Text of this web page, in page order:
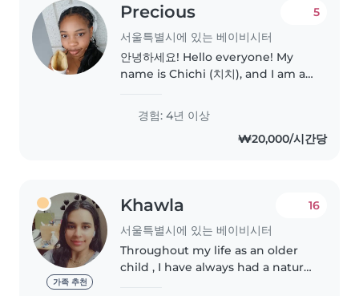
Precious
서울특별시에 있는 베이비시터
5
안녕하세요! Hello everyone! My
name is Chichi (치치), and I am a
and incredibly energetic adult
who is secretly just a big kid at
heart. My absolute superpower..
경험: 4년 이상
₩20,000/시간당
가족 추천
Khawla
서울특별시에 있는 베이비시터
16
Throughout my life as an older
child , I have always had a natural